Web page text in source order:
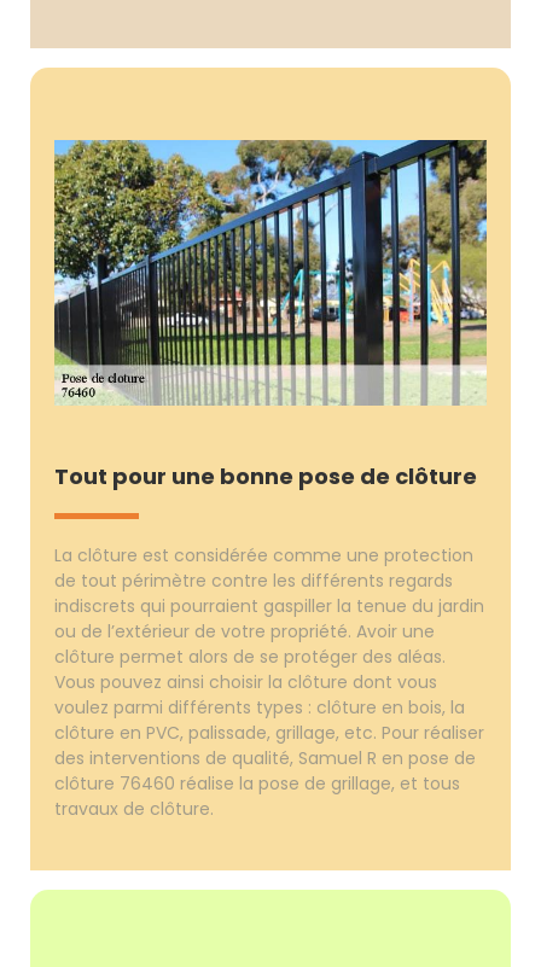
Tout pour une bonne pose de clôture
La clôture est considérée comme une protection
de tout périmètre contre les différents regards
indiscrets qui pourraient gaspiller la tenue du jardin
ou de l’extérieur de votre propriété. Avoir une
clôture permet alors de se protéger des aléas.
Vous pouvez ainsi choisir la clôture dont vous
voulez parmi différents types : clôture en bois, la
clôture en PVC, palissade, grillage, etc. Pour réaliser
des interventions de qualité, Samuel R en pose de
clôture 76460 réalise la pose de grillage, et tous
travaux de clôture.